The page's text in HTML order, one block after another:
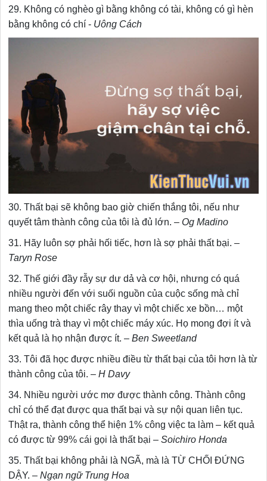
29. Không có nghèo gì bằng không có tài, không có gì hèn
bằng không có chí - Uông Cách
30. Thất bại sẽ không bao giờ chiến thắng tôi, nếu như
quyết tâm thành công của tôi là đủ lớn. – Og Madino
31. Hãy luôn sợ phải hối tiếc, hơn là sợ phải thất bại. –
Taryn Rose
32. Thế giới đầy rẫy sự dư dả và cơ hội, nhưng có quá
nhiều người đến với suối nguồn của cuộc sống mà chỉ
mang theo một chiếc rây thay vì một chiếc xe bồn… một
thìa uống trà thay vì một chiếc máy xúc. Họ mong đợi ít và
kết quả là họ nhận được ít. –Ben Sweetland
33. Tôi đã học được nhiều điều từ thất bại của tôi hơn là từ
thành công của tôi. –H Davy
34. Nhiều người ước mơ được thành công. Thành công
chỉ có thể đạt được qua thất bại và sự nội quan liên tục.
Thật ra, thành công thể hiện 1% công việc ta làm – kết quả
có được từ 99% cái gọi là thất bại –Soichiro Honda
35. Thất bại không phải là NGÃ, mà là TỪ CHỐI ĐỨNG
DẬY. –Ngạn ngữ Trung Hoa